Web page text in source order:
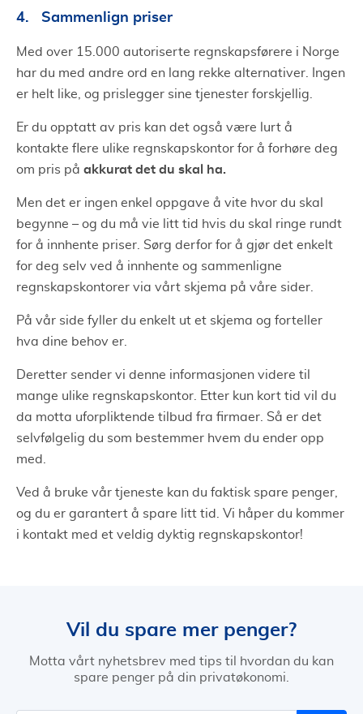
4. Sammenlign priser
Med over 15.000 autoriserte regnskapsførere i Norge
har du med andre ord en lang rekke alternativer. Ingen
er helt like, og prislegger sine tjenester forskjellig.
Er du opptatt av pris kan det også være lurt å
kontakte flere ulike regnskapskontor for å forhøre deg
om pris på akkurat det du skal ha.
Men det er ingen enkel oppgave å vite hvor du skal
begynne – og du må vie litt tid hvis du skal ringe rundt
for å innhente priser. Sørg derfor for å gjør det enkelt
for deg selv ved å innhente og sammenligne
regnskapskontorer via vårt skjema på våre sider.
På vår side fyller du enkelt ut et skjema og forteller
hva dine behov er.
Deretter sender vi denne informasjonen videre til
mange ulike regnskapskontor. Etter kun kort tid vil du
da motta uforpliktende tilbud fra firmaer. Så er det
selvfølgelig du som bestemmer hvem du ender opp
med.
Ved å bruke vår tjeneste kan du faktisk spare penger,
og du er garantert å spare litt tid. Vi håper du kommer
i kontakt med et veldig dyktig regnskapskontor!
Vil du spare mer penger?
Motta vårt nyhetsbrev med tips til hvordan du kan
spare penger på din privatøkonomi.